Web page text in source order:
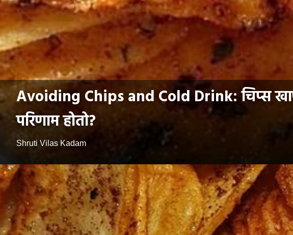
Avoiding Chips and Cold Drink: चिप्स
परिणाम होतो?
Shruti Vilas Kadam